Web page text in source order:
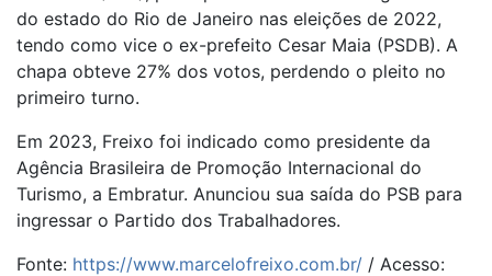
do estado do Rio de Janeiro nas eleições de 2022,
tendo como vice o ex-prefeito Cesar Maia (PSDB). A
chapa obteve 27% dos votos, perdendo o pleito no
primeiro turno.
Em 2023, Freixo foi indicado como presidente da
Agência Brasileira de Promoção Internacional do
Turismo, a Embratur. Anunciou sua saída do PSB para
ingressar o Partido dos Trabalhadores.
Fonte: https://www.marcelofreixo.com.br/ / Acesso: